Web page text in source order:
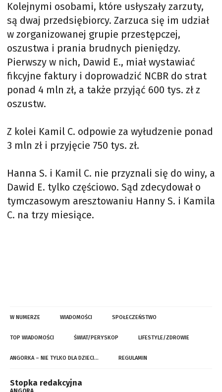
Kolejnymi osobami, które usłyszały zarzuty,
są dwaj przedsiębiorcy. Zarzuca się im udział
w zorganizowanej grupie przestępczej,
oszustwa i prania brudnych pieniędzy.
Pierwszy w nich, Dawid E., miał wystawiać
fikcyjne faktury i doprowadzić NCBR do strat
ponad 4 mln zł, a także przyjąć 600 tys. zł z
oszustw.
Z kolei Kamil C. odpowie za wyłudzenie ponad
3 mln zł i przyjęcie 750 tys. zł.
Hanna S. i Kamil C. nie przyznali się do winy, a
Dawid E. tylko częściowo. Sąd zdecydował o
tymczasowym aresztowaniu Hanny S. i Kamila
C. na trzy miesiące.
W NUMERZE WIADOMOŚCI SPOŁECZEŃSTWO
TOP WIADOMOŚCI ŚWIAT/PERYSKOP LIFESTYLE/ZDROWIE
ANGORKA – NIE TYLKO DLA DZIECI… REGULAMIN
Stopka redakcyjna